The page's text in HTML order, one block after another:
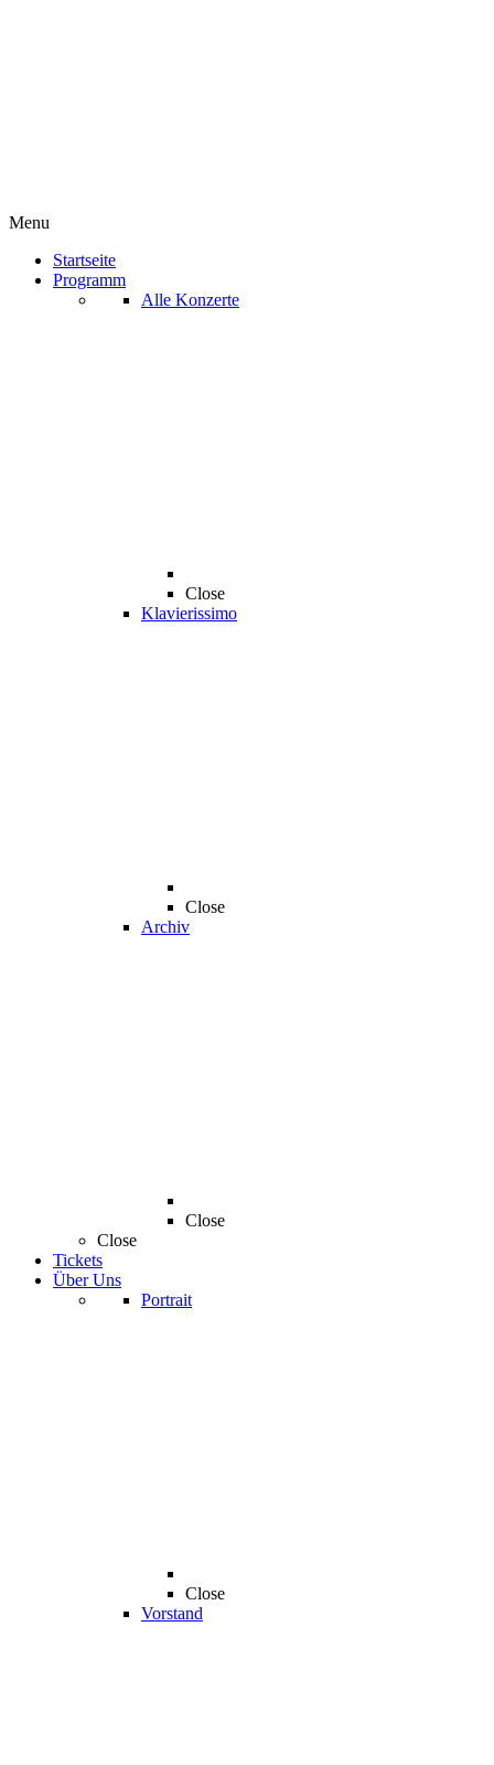
Menu
Startseite
Programm
Alle Konzerte
Close
Klavierissimo
Close
Archiv
Close
Close
Tickets
Über Uns
Portrait
Close
Vorstand